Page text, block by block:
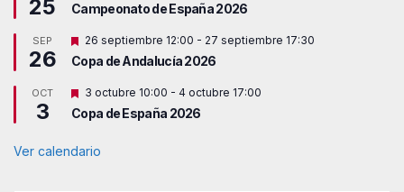
25
s
a
c
d
Campeonato de España 2026
SEP
26
D
s
a
c
o
26 septiembre 12:00 - 27 septiembre 17:30
Copa de Andalucía 2026
OCT
3
D
s
a
3 octubre 10:00 - 4 octubre 17:00
Copa de España 2026
Ver calendario